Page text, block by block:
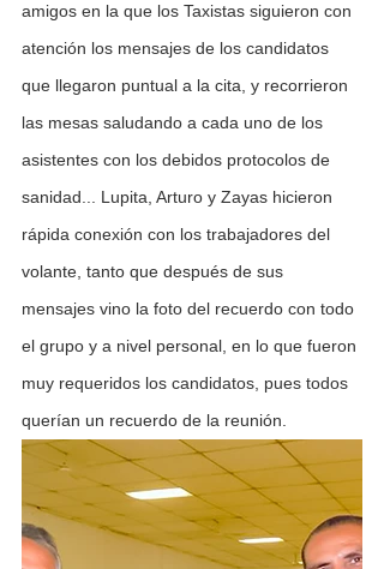
amigos en la que los Taxistas siguieron con
atención los mensajes de los candidatos
que llegaron puntual a la cita, y recorrieron
las mesas saludando a cada uno de los
asistentes con los debidos protocolos de
sanidad... Lupita, Arturo y Zayas hicieron
rápida conexión con los trabajadores del
volante, tanto que después de sus
mensajes vino la foto del recuerdo con todo
el grupo y a nivel personal, en lo que fueron
muy requeridos los candidatos, pues todos
querían un recuerdo de la reunión.